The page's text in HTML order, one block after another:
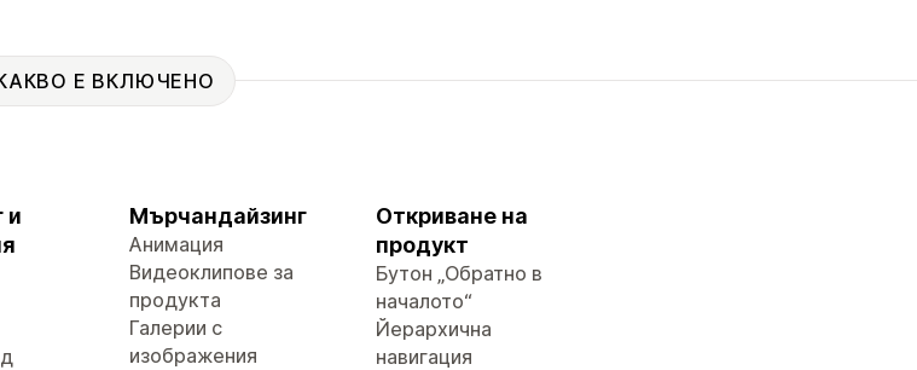
Е ВКЛЮЧЕНО
и
Мърчандайзинг
Анимация
Видеоклипове за
продукта
Галерии с
изображения
Откриване на
продукт
Бутон „Обратно в
началото“
Йерархична
навигация